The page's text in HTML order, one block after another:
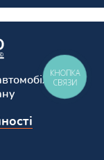
КНОПКА
СВЯЗИ